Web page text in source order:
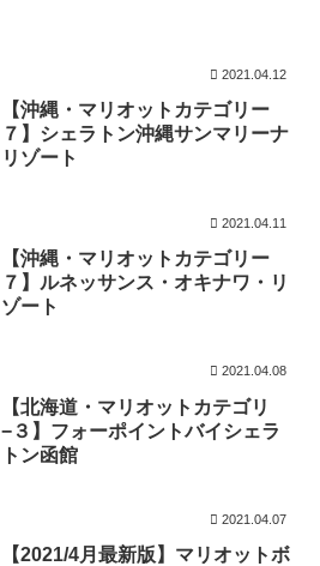
2021.04.12
【沖縄・マリオットカテゴリー
７】シェラトン沖縄サンマリーナ
リゾート
2021.04.11
【沖縄・マリオットカテゴリー
７】ルネッサンス・オキナワ・リ
ゾート
2021.04.08
【北海道・マリオットカテゴリ
−３】フォーポイントバイシェラ
トン函館
2021.04.07
【2021/4月最新版】マリオットボ